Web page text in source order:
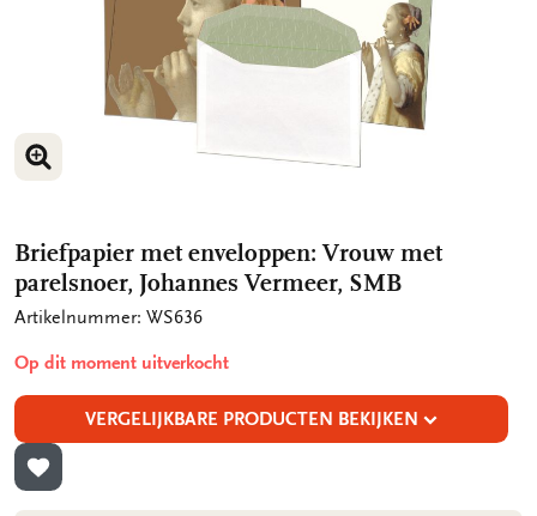
VERGROOT AFBEELDING
Briefpapier met enveloppen: Vrouw met
parelsnoer, Johannes Vermeer, SMB
Artikelnummer: WS636
Op dit moment uitverkocht
VERGELIJKBARE PRODUCTEN BEKIJKEN
TOEVOEGEN AAN VERLANGLIJST